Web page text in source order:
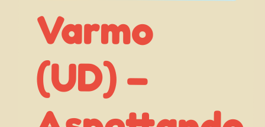
Varmo
(UD) –
Aspettando
il Natale a